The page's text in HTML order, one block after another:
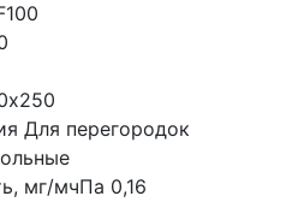
Для перегородок
мг/мчПа 0,16